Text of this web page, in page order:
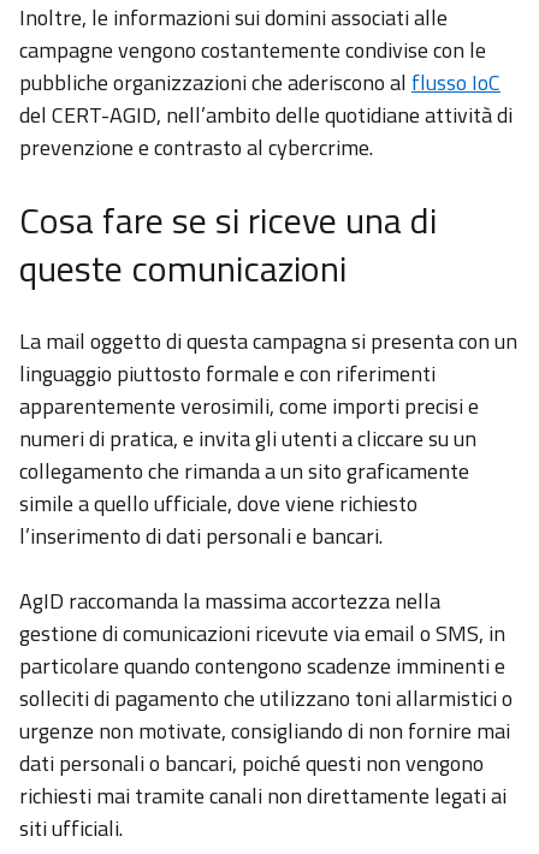
Inoltre, le informazioni sui domini associati alle
campagne vengono costantemente condivise con le
pubbliche organizzazioni che aderiscono al flusso IoC
del CERT-AGID, nell’ambito delle quotidiane attività di
prevenzione e contrasto al cybercrime.
Cosa fare se si riceve una di
queste comunicazioni
La mail oggetto di questa campagna si presenta con un
linguaggio piuttosto formale e con riferimenti
apparentemente verosimili, come importi precisi e
numeri di pratica, e invita gli utenti a cliccare su un
collegamento che rimanda a un sito graficamente
simile a quello ufficiale, dove viene richiesto
l’inserimento di dati personali e bancari.
AgID raccomanda la massima accortezza nella
gestione di comunicazioni ricevute via email o SMS, in
particolare quando contengono scadenze imminenti e
solleciti di pagamento che utilizzano toni allarmistici o
urgenze non motivate, consigliando di non fornire mai
dati personali o bancari, poiché questi non vengono
richiesti mai tramite canali non direttamente legati ai
siti ufficiali.